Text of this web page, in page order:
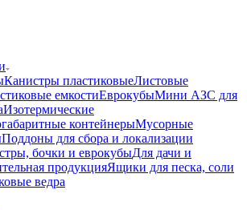
Канистры пластиковыеЛистовые
емкостиЕврокубыМини АЗС для
Изотермические
контейнерыМусорные
Поддоны для сбора и локализации
бочки и еврокубыДля дачи и
продукцияЯщики для песка, соли
ведра